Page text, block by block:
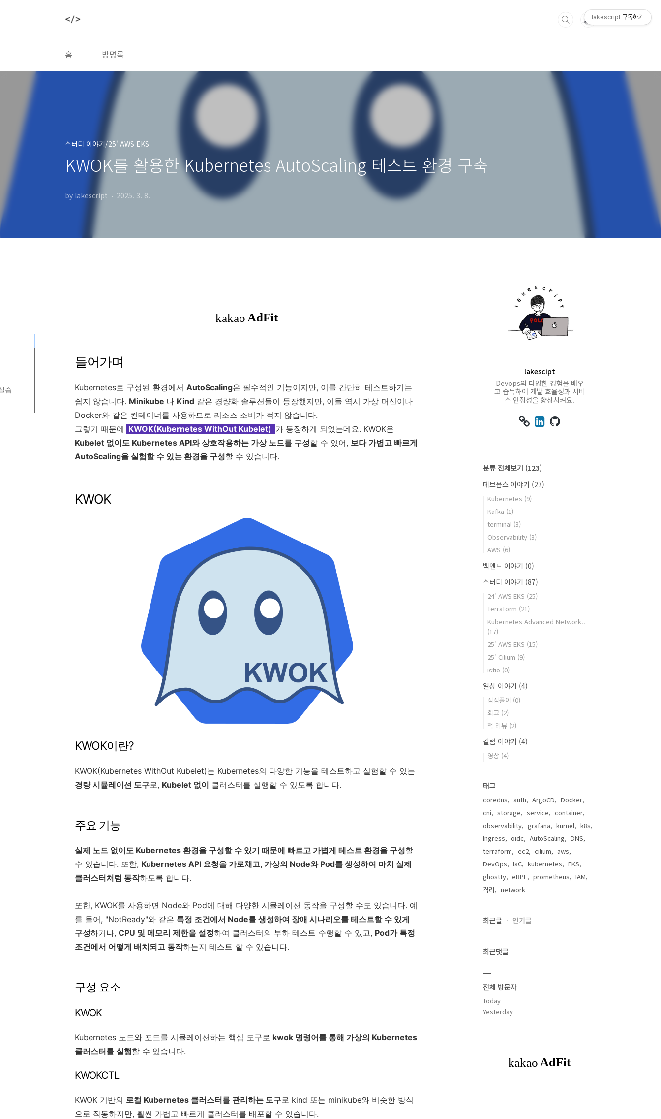
홈 방명록
습
스터디 이야기/25' AWS EKS
KWOK를 활용한 Kubernetes AutoScaling 테스트 환경 구축
by lakescript 2025. 3. 8.
들어가며
Kubernetes로 구성된 환경에서 AutoScaling은 필수적인 기능이지만, 이를 간단히 테스트하기는
쉽지 않습니다. Minikube 나 Kind 같은 경량화 솔루션들이 등장했지만, 이들 역시 가상 머신이나
Docker와 같은 컨테이너를 사용하므로 리소스 소비가 적지 않습니다.
그렇기 때문에 KWOK(Kubernetes WithOut Kubelet) 가 등장하게 되었는데요. KWOK은
Kubelet 없이도 Kubernetes API와 상호작용하는 가상 노드를 구성할 수 있어, 보다 가볍고 빠르게
AutoScaling을 실험할 수 있는 환경을 구성할 수 있습니다.
KWOK
KWOK이란?
KWOK(Kubernetes WithOut Kubelet)는 Kubernetes의 다양한 기능을 테스트하고 실험할 수 있는
경량 시뮬레이션 도구로, Kubelet 없이 클러스터를 실행할 수 있도록 합니다.
주요 기능
실제 노드 없이도 Kubernetes 환경을 구성할 수 있기 때문에 빠르고 가볍게 테스트 환경을 구성할
수 있습니다. 또한, Kubernetes API 요청을 가로채고, 가상의 Node와 Pod를 생성하여 마치 실제
클러스터처럼 동작하도록 합니다.
또한, KWOK를 사용하면 Node와 Pod에 대해 다양한 시뮬레이션 동작을 구성할 수도 있습니다. 예
를 들어, "NotReady"와 같은 특정 조건에서 Node를 생성하여 장애 시나리오를 테스트할 수 있게
구성하거나, CPU 및 메모리 제한을 설정하여 클러스터의 부하 테스트 수행할 수 있고, Pod가 특정
조건에서 어떻게 배치되고 동작하는지 테스트 할 수 있습니다.
구성 요소
KWOK
Kubernetes 노드와 포드를 시뮬레이션하는 핵심 도구로 kwok 명령어를 통해 가상의 Kubernetes
클러스터를 실행할 수 있습니다.
KWOKCTL
KWOK 기반의 로컬 Kubernetes 클러스터를 관리하는 도구로 kind 또는 minikube와 비슷한 방식
으로 작동하지만, 훨씬 가볍고 빠르게 클러스터를 배포할 수 있습니다.
lakescipt
Devops의 다양한 경험을 배우
고 습득하여 개발 효율성과 서비
스 안정성을 향상시켜요.
  
분류 전체보기 (123)
데브옵스 이야기 (27)
Kubernetes (9)
Kafka (1)
terminal (3)
Observability (3)
AWS (6)
백엔드 이야기 (0)
스터디 이야기 (87)
24' AWS EKS (25)
Terraform (21)
Kubernetes Advanced Network..
(17)
25' AWS EKS (15)
25' Cilium (9)
istio (0)
일상 이야기 (4)
심심풀이 (0)
회고 (2)
책 리뷰 (2)
칼럼 이야기 (4)
영상 (4)
태그
coredns auth ArgoCD
Docker
cni
storage service
container
observability
grafana kurnel
k8s
Ingress
oidc AutoScaling
DNS
terraform
ec2 cilium
aws
DevOps
IaC kubernetes
EKS
ghostty
eBPF prometheus
IAM
격리
network
최근글 인기글
최근댓글
전체 방문자
Today
Yesterday
lakescript 구독하기